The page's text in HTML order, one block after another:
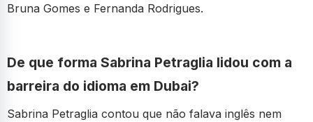
Bruna Gomes e Fernanda Rodrigues.
De que forma Sabrina Petraglia lidou com a
barreira do idioma em Dubai?
Sabrina Petraglia contou que não falava inglês nem